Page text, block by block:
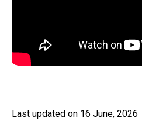
Last updated on 16 June, 2026